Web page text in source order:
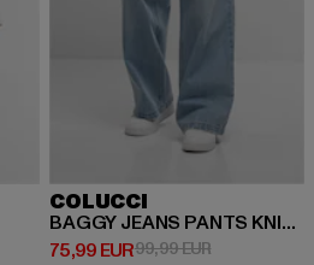
39,99 EUR
COLUCCI
BAGGY JEANS PANTS KNIT DETAIL
75,99 EUR
Derzeitiger Preis: 75,99 EUR
99,99 EURAktionspreis: